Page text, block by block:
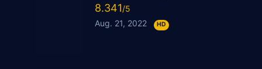
8.341
Aug. 21, 2022 HD